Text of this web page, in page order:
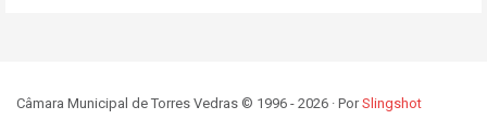
Câmara Municipal de Torres Vedras © 1996 - 2026 · PorSlingshot